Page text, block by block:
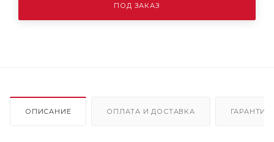
ПОД ЗАКАЗ
ОПИСАНИЕ ОПЛАТА И ДОСТАВКА